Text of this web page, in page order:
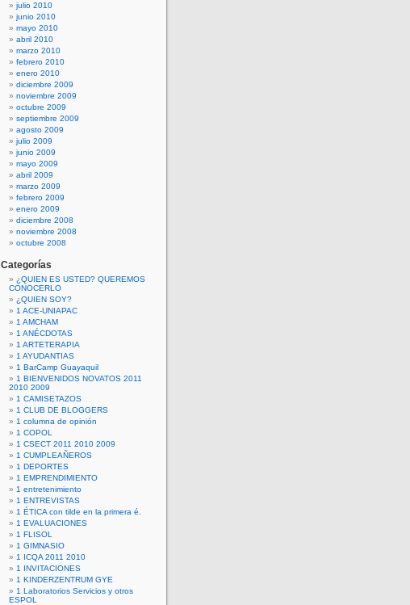
julio 2010
junio 2010
mayo 2010
abril 2010
marzo 2010
febrero 2010
enero 2010
diciembre 2009
noviembre 2009
octubre 2009
septiembre 2009
agosto 2009
julio 2009
junio 2009
mayo 2009
abril 2009
marzo 2009
febrero 2009
enero 2009
diciembre 2008
noviembre 2008
octubre 2008
Categorías
¿QUIEN ES USTED? QUEREMOS
CONOCERLO
¿QUIEN SOY?
1 ACE-UNIAPAC
1 AMCHAM
1 ANÉCDOTAS
1 ARTETERAPIA
1 AYUDANTIAS
1 BarCamp Guayaquil
1 BIENVENIDOS NOVATOS 2011
2010 2009
1 CAMISETAZOS
1 CLUB DE BLOGGERS
1 columna de opinión
1 COPOL
1 CSECT 2011 2010 2009
1 CUMPLEAÑEROS
1 DEPORTES
1 EMPRENDIMIENTO
1 entretenimiento
1 ENTREVISTAS
1 ÉTICA con tilde en la primera é.
1 EVALUACIONES
1 FLISOL
1 GIMNASIO
1 ICQA 2011 2010
1 INVITACIONES
1 KINDERZENTRUM GYE
1 Laboratorios Servicios y otros
ESPOL